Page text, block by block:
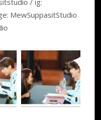
/ ig:
MewSuppasitStudio